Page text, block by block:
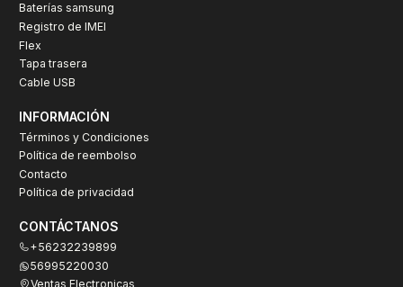
Baterías samsung
Registro de IMEI
Flex
Tapa trasera
Cable USB
INFORMACIÓN
Términos y Condiciones
Política de reembolso
Contacto
Política de privacidad
CONTÁCTANOS
+56232239899
56995220030
Ventas Electronicas